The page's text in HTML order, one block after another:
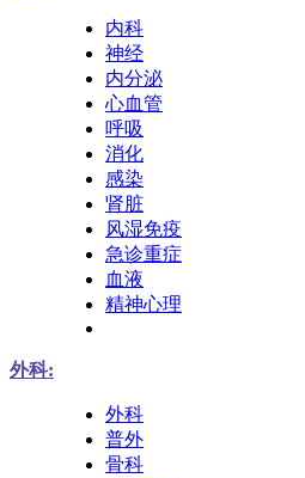
内科
神经
内分泌
心血管
呼吸
消化
感染
肾脏
风湿免疫
急诊重症
血液
精神心理
外科:
外科
普外
骨科